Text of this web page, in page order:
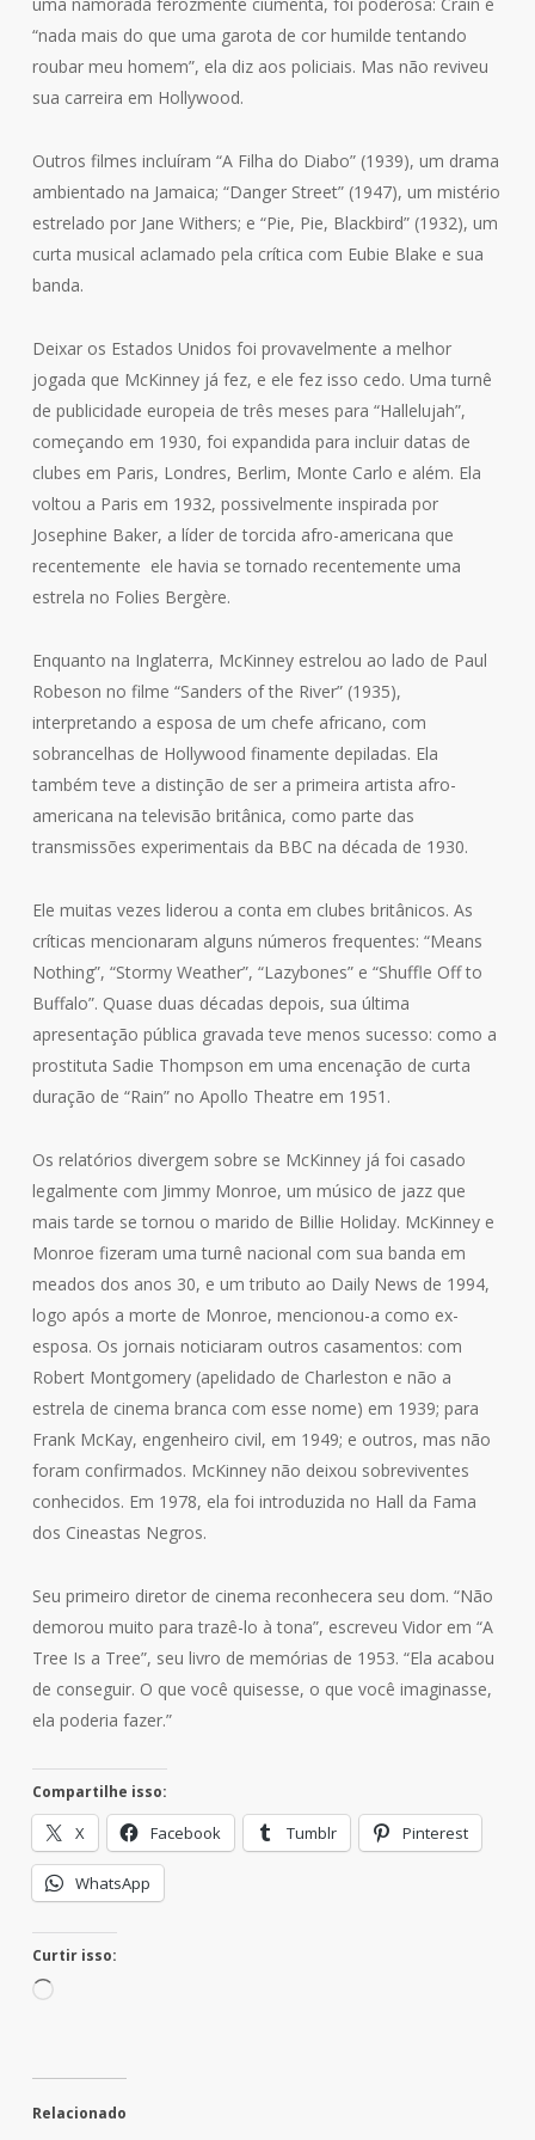
“nada mais do que uma garota de cor humilde tentando
roubar meu homem”, ela diz aos policiais. Mas não reviveu
sua carreira em Hollywood.
Outros filmes incluíram “A Filha do Diabo” (1939), um drama
ambientado na Jamaica; “Danger Street” (1947), um mistério
estrelado por Jane Withers; e “Pie, Pie, Blackbird” (1932), um
curta musical aclamado pela crítica com Eubie Blake e sua
banda.
Deixar os Estados Unidos foi provavelmente a melhor
jogada que McKinney já fez, e ele fez isso cedo. Uma turnê
de publicidade europeia de três meses para “Hallelujah”,
começando em 1930, foi expandida para incluir datas de
clubes em Paris, Londres, Berlim, Monte Carlo e além. Ela
voltou a Paris em 1932, possivelmente inspirada por
Josephine Baker, a líder de torcida afro-americana que
recentemente ele havia se tornado recentemente uma
estrela no Folies Bergère.
Enquanto na Inglaterra, McKinney estrelou ao lado de Paul
Robeson no filme “Sanders of the River” (1935),
interpretando a esposa de um chefe africano, com
sobrancelhas de Hollywood finamente depiladas. Ela
também teve a distinção de ser a primeira artista afro-
americana na televisão britânica, como parte das
transmissões experimentais da BBC na década de 1930.
Ele muitas vezes liderou a conta em clubes britânicos. As
críticas mencionaram alguns números frequentes: “Means
Nothing”, “Stormy Weather”, “Lazybones” e “Shuffle Off to
Buffalo”. Quase duas décadas depois, sua última
apresentação pública gravada teve menos sucesso: como a
prostituta Sadie Thompson em uma encenação de curta
duração de “Rain” no Apollo Theatre em 1951.
Os relatórios divergem sobre se McKinney já foi casado
legalmente com Jimmy Monroe, um músico de jazz que
mais tarde se tornou o marido de Billie Holiday. McKinney e
Monroe fizeram uma turnê nacional com sua banda em
meados dos anos 30, e um tributo ao Daily News de 1994,
logo após a morte de Monroe, mencionou-a como ex-
esposa. Os jornais noticiaram outros casamentos: com
Robert Montgomery (apelidado de Charleston e não a
estrela de cinema branca com esse nome) em 1939; para
Frank McKay, engenheiro civil, em 1949; e outros, mas não
foram confirmados. McKinney não deixou sobreviventes
conhecidos. Em 1978, ela foi introduzida no Hall da Fama
dos Cineastas Negros.
Seu primeiro diretor de cinema reconhecera seu dom. “Não
demorou muito para trazê-lo à tona”, escreveu Vidor em “A
Tree Is a Tree”, seu livro de memórias de 1953. “Ela acabou
de conseguir. O que você quisesse, o que você imaginasse,
ela poderia fazer.”
Compartilhe isso:
X Facebook Tumblr Pinterest
WhatsApp
Curtir isso:
Carregando...
Relacionado